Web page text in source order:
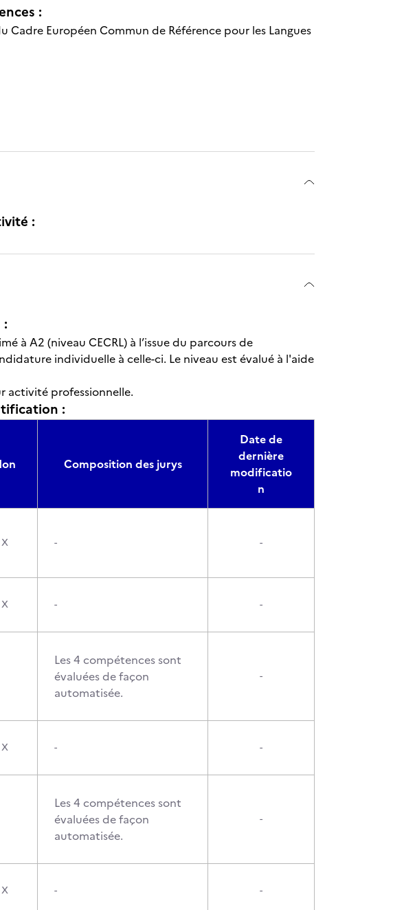
:
Cadre Européen Commun de Référence pour les Langues
:
à A2 (niveau CECRL) à l’issue du parcours de
individuelle à celle-ci. Le niveau est évalué à l'aide
activité professionnelle.
:
Composition des jurys
Date de
dernière
modificatio
n
X - -
X - -
Les 4 compétences sont
évaluées de façon
automatisée.
-
X - -
Les 4 compétences sont
évaluées de façon
automatisée.
-
X - -